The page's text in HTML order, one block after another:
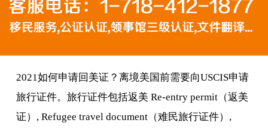
2021如何申请回美证？离境美国前需要向USCIS申请
旅行证件。旅行证件包括返美 Re-entry permit（返美
证）, Refugee travel document（难民旅行证件）,